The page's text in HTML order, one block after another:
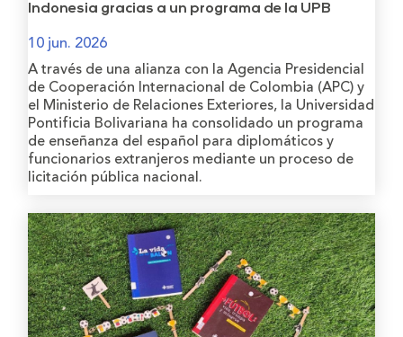
Indonesia gracias a un programa de la UPB
10 jun. 2026
A través de una alianza con la Agencia Presidencial
de Cooperación Internacional de Colombia (APC) y
el Ministerio de Relaciones Exteriores, la Universidad
Pontificia Bolivariana ha consolidado un programa
de enseñanza del español para diplomáticos y
funcionarios extranjeros mediante un proceso de
licitación pública nacional.